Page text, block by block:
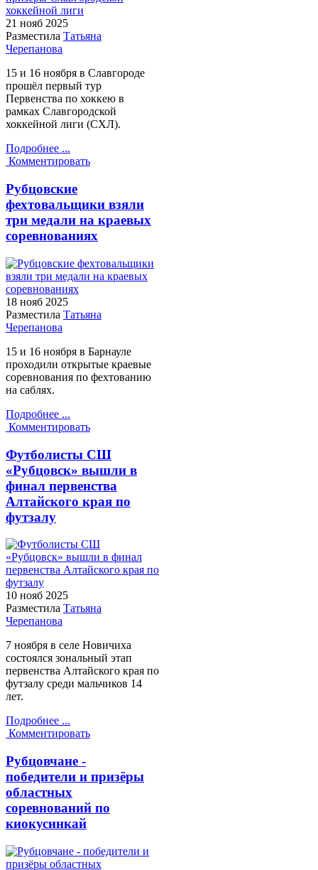
21 нояб 2025
Разместила Татьяна
Черепанова
15 и 16 ноября в Славгороде
прошёл первый тур
Первенства по хоккею в
рамках Славгородской
хоккейной лиги (СХЛ).
Подробнее ...
Комментировать
Рубцовские
фехтовальщики взяли
три медали на краевых
соревнованиях
18 нояб 2025
Разместила Татьяна
Черепанова
15 и 16 ноября в Барнауле
проходили открытые краевые
соревнования по фехтованию
на саблях.
Подробнее ...
Комментировать
Футболисты СШ
«Рубцовск» вышли в
финал первенства
Алтайского края по
футзалу
10 нояб 2025
Разместила Татьяна
Черепанова
7 ноября в селе Новичиха
состоялся зональный этап
первенства Алтайского края по
футзалу среди мальчиков 14
лет.
Подробнее ...
Комментировать
Рубцовчане -
победители и призёры
областных
соревнований по
киокусинкай